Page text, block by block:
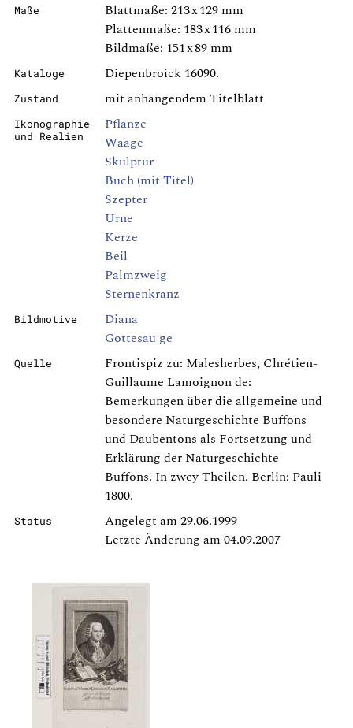
Maße
Blattmaße: 213 x 129 mm
Plattenmaße: 183 x 116 mm
Bildmaße: 151 x 89 mm
Kataloge Diepenbroick 16090.
Zustand mit anhängendem Titelblatt
Ikonographie
und Realien
Pflanze
Waage
Skulptur
Buch (mit Titel)
Szepter
Urne
Kerze
Beil
Palmzweig
Sternenkranz
Bildmotive
Diana
Gottesau ge
Quelle
Frontispiz zu: Malesherbes, Chrétien-
Guillaume Lamoignon de:
Bemerkungen über die allgemeine und
besondere Naturgeschichte Buffons
und Daubentons als Fortsetzung und
Erklärung der Naturgeschichte
Buffons. In zwey Theilen. Berlin: Pauli
1800.
Status
Angelegt am 29.06.1999
Letzte Änderung am 04.09.2007